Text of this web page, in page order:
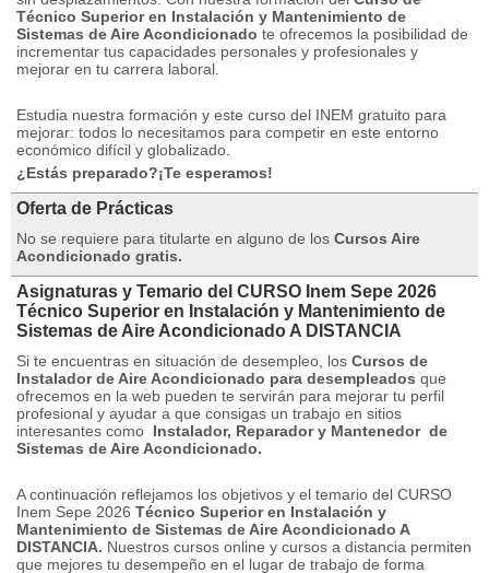
Técnico Superior en Instalación y Mantenimiento de
Sistemas de Aire Acondicionado te ofrecemos la posibilidad de
incrementar tus capacidades personales y profesionales y
mejorar en tu carrera laboral.
Estudia nuestra formación y este curso del INEM gratuito para
mejorar: todos lo necesitamos para competir en este entorno
económico difícil y globalizado.
¿Estás preparado?¡Te esperamos!
Oferta de Prácticas
No se requiere para titularte en alguno de los Cursos Aire
Acondicionado gratis.
Asignaturas y Temario del CURSO Inem Sepe 2026
Técnico Superior en Instalación y Mantenimiento de
Sistemas de Aire Acondicionado A DISTANCIA
Si te encuentras en situación de desempleo, los Cursos de
Instalador de Aire Acondicionado para desempleados que
ofrecemos en la web pueden te servirán para mejorar tu perfil
profesional y ayudar a que consigas un trabajo en sitios
interesantes como Instalador, Reparador y Mantenedor de
Sistemas de Aire Acondicionado.
A continuación reflejamos los objetivos y el temario del CURSO
Inem Sepe 2026 Técnico Superior en Instalación y
Mantenimiento de Sistemas de Aire Acondicionado A
DISTANCIA. Nuestros cursos online y cursos a distancia permiten
que mejores tu desempeño en el lugar de trabajo de forma